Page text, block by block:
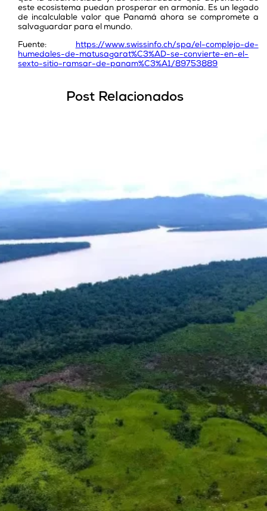
este ecosistema puedan prosperar en armonía. Es un legado
de incalculable valor que Panamá ahora se compromete a
salvaguardar para el mundo.
Fuente:
https://www.swissinfo.ch/spa/el-complejo-de-
humedales-de-matusagarat%C3%AD-se-convierte-en-el-
sexto-sitio-ramsar-de-panam%C3%A1/89753889
Post Relacionados